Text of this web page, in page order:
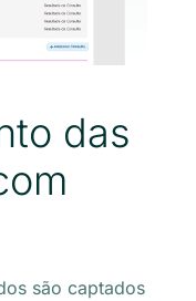
das
são captados